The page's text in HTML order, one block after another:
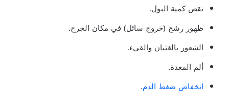
نقص كمية البول.
ظهور رشح (خروج سائل) في مكان الجرح.
الشعور بالغثيان والقيء.
ألم المعدة.
انخفاض ضغط الدم.